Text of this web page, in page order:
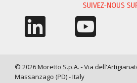
SUIVEZ-NOUS
© 2026 Moretto S.p.A. - Via
Massanzago (PD) - Italy